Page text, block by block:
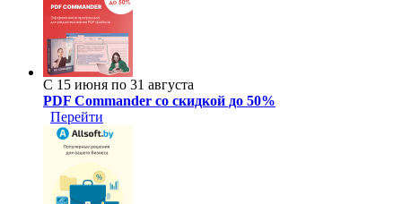
С 15 июня по 31 августа
PDF Commander со скидкой до 50%
Перейти